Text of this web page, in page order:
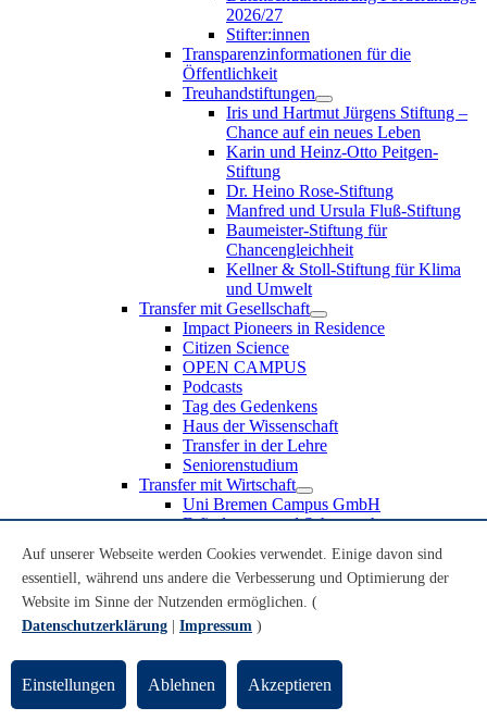
2026/27
Stifter:innen
Transparenzinformationen für die
Öffentlichkeit
Treuhandstiftungen
Iris und Hartmut Jürgens Stiftung –
Chance auf ein neues Leben
Karin und Heinz-Otto Peitgen-
Stiftung
Dr. Heino Rose-Stiftung
Manfred und Ursula Fluß-Stiftung
Baumeister-Stiftung für
Chancengleichheit
Kellner & Stoll-Stiftung für Klima
und Umwelt
Transfer mit Gesellschaft
Impact Pioneers in Residence
Citizen Science
OPEN CAMPUS
Podcasts
Tag des Gedenkens
Haus der Wissenschaft
Transfer in der Lehre
Seniorenstudium
Transfer mit Wirtschaft
Uni Bremen Campus GmbH
Erfindungen und Schutzrechte
Recruiting an der Universität Bremen
Weiterbildung an der Universität Bremen
Transfer mit Schule
Schülerinnen und Schüler
Schulklassen
Lehrkräfte
Gründungsunterstützung
Auf unserer Webseite werden Cookies verwendet. Einige davon sind
essentiell, während uns andere die Verbesserung und Optimierung der
Website im Sinne der Nutzenden ermöglichen. (
Datenschutzerklärung
Impressum )
Einstellungen Ablehnen Akzeptieren